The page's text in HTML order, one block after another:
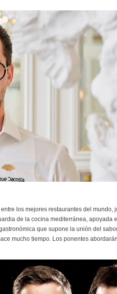
los mejores restaurantes del
de la cocina mediterránea, apoyada
que supone la unión del
mucho tiempo. Los ponentes